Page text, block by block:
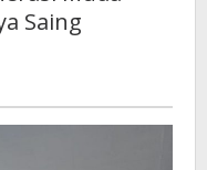
Saing